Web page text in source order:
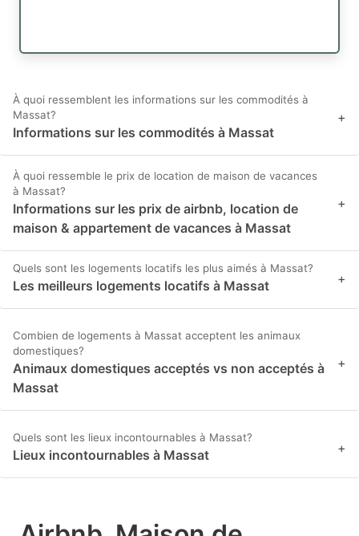
À quoi ressemblent les informations sur les commodités à
Massat?
Informations sur les commodités à Massat
+
À quoi ressemble le prix de location de maison de vacances
à Massat?
Informations sur les prix de airbnb, location de
maison & appartement de vacances à Massat
+
Quels sont les logements locatifs les plus aimés à Massat?
Les meilleurs logements locatifs à Massat +
Combien de logements à Massat acceptent les animaux
domestiques?
Animaux domestiques acceptés vs non acceptés à
Massat
+
Quels sont les lieux incontournables à Massat?
Lieux incontournables à Massat +